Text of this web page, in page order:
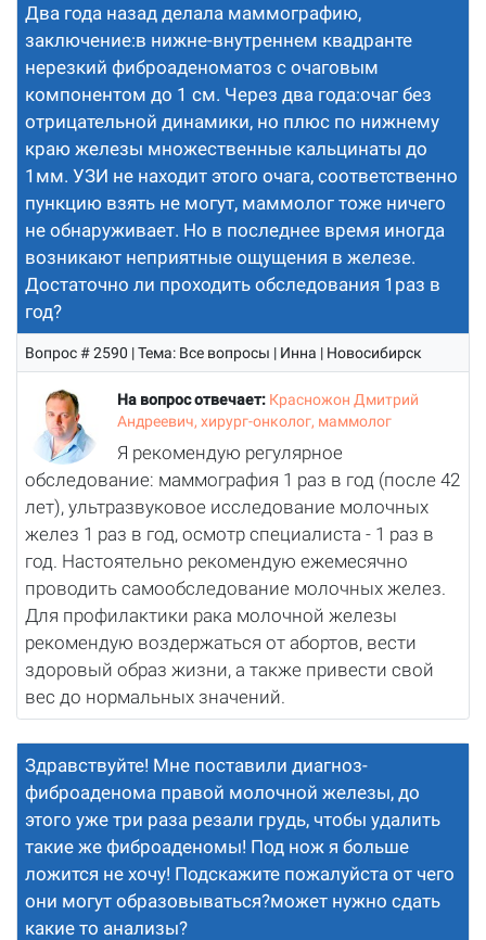
Два года назад делала маммографию,
заключение:в нижне-внутреннем квадранте
нерезкий фиброаденоматоз с очаговым
компонентом до 1 см. Через два года:очаг без
отрицательной динамики, но плюс по нижнему
краю железы множественные кальцинаты до
1мм. УЗИ не находит этого очага, соответственно
пункцию взять не могут, маммолог тоже ничего
не обнаруживает. Но в последнее время иногда
возникают неприятные ощущения в железе.
Достаточно ли проходить обследования 1раз в
год?
Вопрос # 2590 | Тема: Все вопросы | Инна | Новосибирск
На вопрос отвечает: Красножон Дмитрий
Андреевич, хирург-онколог, маммолог
Я рекомендую регулярное
обследование: маммография 1 раз в год (после 42
лет), ультразвуковое исследование молочных
желез 1 раз в год, осмотр специалиста - 1 раз в
год. Настоятельно рекомендую ежемесячно
проводить самообследование молочных желез.
Для профилактики рака молочной железы
рекомендую воздержаться от абортов, вести
здоровый образ жизни, а также привести свой
вес до нормальных значений.
Здравствуйте! Мне поставили диагноз-
фиброаденома правой молочной железы, до
этого уже три раза резали грудь, чтобы удалить
такие же фиброаденомы! Под нож я больше
ложится не хочу! Подскажите пожалуйста от чего
они могут образовываться?может нужно сдать
какие то анализы?